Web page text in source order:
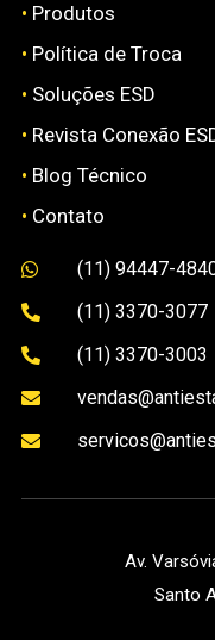
• Produtos
• Política de Troca
• Soluções ESD
• Revista Conexão
• Blog Técnico
• Contato
 (11) 94447-
 (11) 3370-3077
 (11) 3370-3003


Av.
Santo